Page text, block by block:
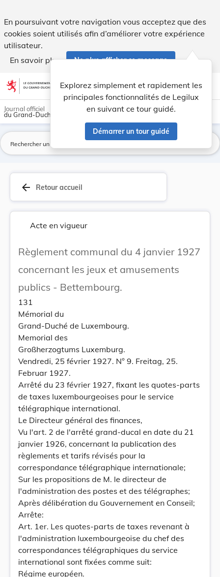
En poursuivant votre navigation vous acceptez que des
cookies soient utilisés afin d’améliorer votre expérience
utilisateur.
En savoir plus
Ne plus afficher ce message
Aller au contenu account_circle help Aide
Explorez simplement et rapidement les
principales fonctionnalités de Legilux
en suivant ce tour guidé.
Démarrer un tour guidé
light_mode dark_mode
Journal officiel
du Grand-Duché de Luxembourg
arrow_back Retour accueil
Acte en vigueur
Règlement communal du 4 janvier 1927
concernant les jeux et amusements
publics - Bettembourg.
131
Mémorial du
Grand-Duché de Luxembourg.
Memorial des
Großherzogtums Luxemburg.
Vendredi, 25 février 1927. N° 9. Freitag, 25.
Februar 1927.
Arrêté du 23 février 1927, fixant les quotes-parts
de taxes luxembourgeoises pour le service
télégraphique international.
Le Directeur général des finances,
Vu l'art. 2 de l'arrêté grand-ducal en date du 21
janvier 1926, concernant la publication des
règlements et tarifs révisés pour la
correspondance télégraphique internationale;
Sur les propositions de M. le directeur de
l'administration des postes et des télégraphes;
Après délibération du Gouvernement en Conseil;
Arrête:
Art. 1er. Les quotes-parts de taxes revenant à
l'administration luxembourgeoise du chef des
correspondances télégraphiques du service
international sont fixées comme suit:
Régime européen.